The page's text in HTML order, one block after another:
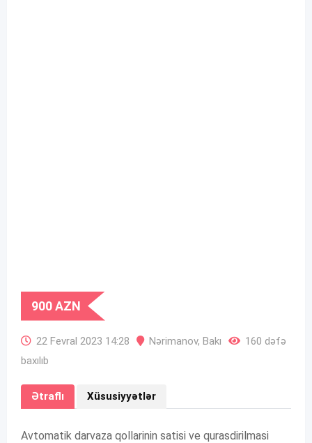
900AZN
22 Fevral 2023 14:28 Nərimanov, Bakı
160 dəfə
baxılıb
Ətraflı Xüsusiyyətlər
Avtomatik darvaza qollarinin satisi ve qurasdirilmasi